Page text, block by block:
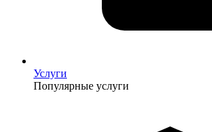
Услуги
Популярные услуги